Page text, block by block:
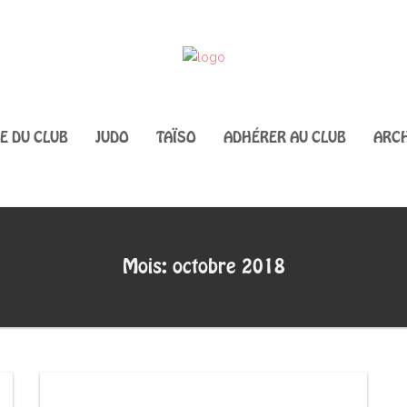
DU CLUB JUDO TAÏSO ADHÉRER AU CLUB
Mois: octobre 2018